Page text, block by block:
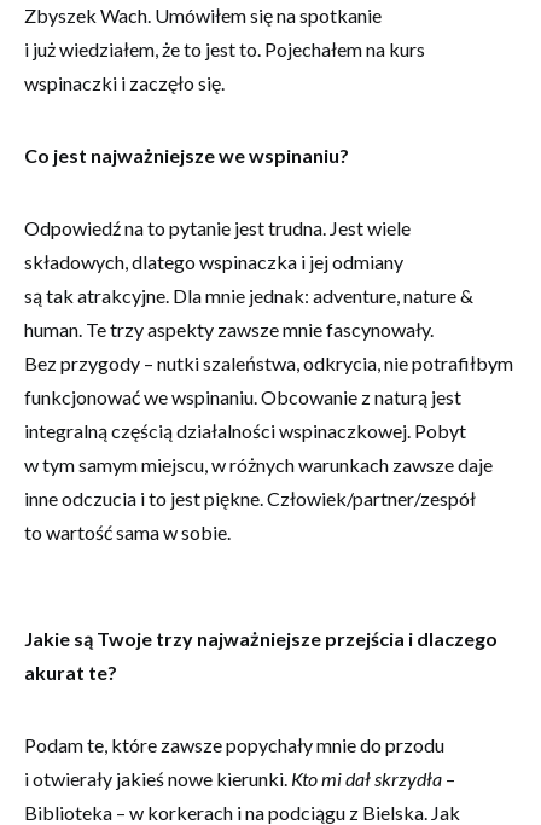
Zbyszek Wach. Umówiłem się na spotkanie
i już wiedziałem, że to jest to. Pojechałem na kurs
wspinaczki i zaczęło się.
Co jest najważniejsze we wspinaniu?
Odpowiedź na to pytanie jest trudna. Jest wiele
składowych, dlatego wspinaczka i jej odmiany
są tak atrakcyjne. Dla mnie jednak: adventure, nature &
human. Te trzy aspekty zawsze mnie fascynowały.
Bez przygody – nutki szaleństwa, odkrycia, nie potrafiłbym
funkcjonować we wspinaniu. Obcowanie z naturą jest
integralną częścią działalności wspinaczkowej. Pobyt
w tym samym miejscu, w różnych warunkach zawsze daje
inne odczucia i to jest piękne. Człowiek/partner/zespół
to wartość sama w sobie.
Jakie są Twoje trzy najważniejsze przejścia i dlaczego
akurat te?
Podam te, które zawsze popychały mnie do przodu
i otwierały jakieś nowe kierunki. Kto mi dał skrzydła –
Biblioteka – w korkerach i na podciągu z Bielska. Jak
tego, jak
strona jest
Doświadczenie
internetowa
działała jak
najlepiej podczas
twojego
przejścia na nią.
Jeśli odrzucisz te
pliki cookie,
niektóre funkcje
znikną ze strony
internetowej.
Marketing
strony, zwiększasz
treści i ofert.